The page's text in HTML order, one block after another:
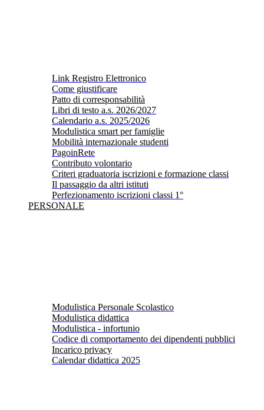
Link Registro Elettronico
Come giustificare
Patto di corresponsabilità
Libri di testo a.s. 2026/2027
Calendario a.s. 2025/2026
Modulistica smart per famiglie
Mobilità internazionale studenti
PagoinRete
Contributo volontario
Criteri graduatoria iscrizioni e formazione classi
Il passaggio da altri istituti
Perfezionamento iscrizioni classi 1°
PERSONALE
Modulistica Personale Scolastico
Modulistica didattica
Modulistica - infortunio
Codice di comportamento dei dipendenti pubblici
Incarico privacy
Calendar didattica 2025